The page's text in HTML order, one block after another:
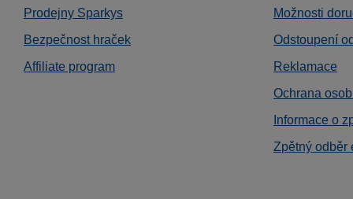
Prodejny Sparkys
Bezpečnost hraček
Affiliate program
Možnosti
Odstoupení
Reklamace
Ochrana
Informace o
Zpětný odběr